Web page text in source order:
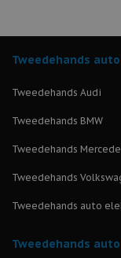
Tweedehands
Tweedehands Audi
Tweedehands BMW
Tweedehands
Tweedehands
Tweedehands auto
Tweedehands